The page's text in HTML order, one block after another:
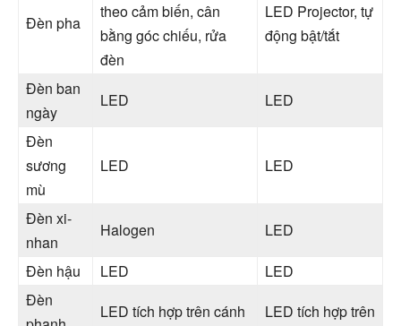
Đèn pha
theo cảm biến, cân
bằng góc chiếu, rửa
đèn
LED Projector, tự
động bật/tắt
Đèn ban
ngày
LED
LED
Đèn
sương
mù
LED LED
Đèn xi-
nhan
Halogen
LED
Đèn hậu
LED
LED
Đèn
LED tích hợp trên cánh
LED tích hợp trên